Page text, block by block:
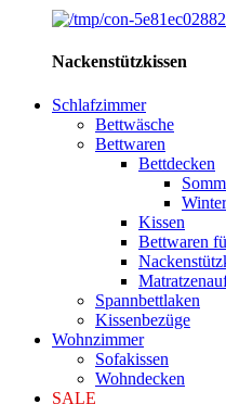
Nackenstützkissen
Schlafzimmer
Bettwäsche
Bettwaren
Bettdecken
Kissen
Bettwaren
Spannbettlaken
Kissenbezüge
Wohnzimmer
Sofakissen
Wohndecken
SALE